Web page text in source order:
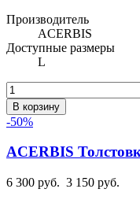
Производитель
ACERBIS
Доступные размеры
L
В корзину
-50%
ACERBIS
6 300 руб. 3 150 руб.